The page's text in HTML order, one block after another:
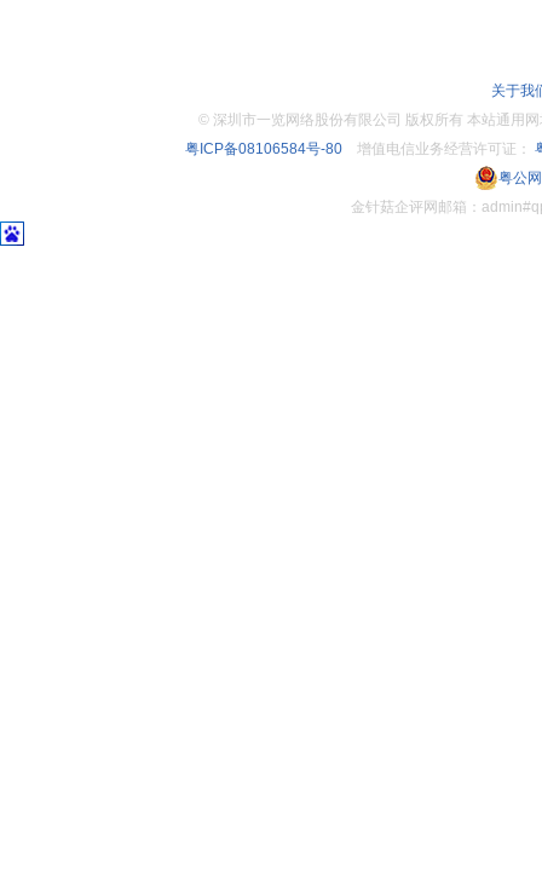
关于我
© 深圳市一览网络股份有限公司 版权所有 本站通
粤ICP备08106584号-80增值电信业务经营许可证：
粤公
金针菇企评网邮箱：